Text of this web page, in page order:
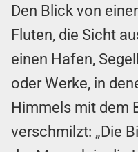
Den Blick von
Fluten, die Sicht
einen Hafen,
oder Werke, in
Himmels mit dem
verschmilzt: „Die